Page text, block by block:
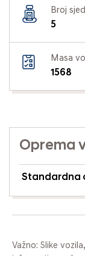
Broj
5
Masa
1568
Oprema
Standardna
Važno: Slike